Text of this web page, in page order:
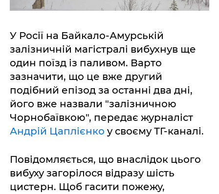
У Росії на Байкало-Амурській
залізничній магістралі вибухнув ще
один поїзд із паливом. Варто
зазначити, що це вже другий
подібний епізод за останні два дні,
його вже назвали "залізничною
Чорнобаївкою", передає журналіст
Андрій Цаплієнко у своєму ТГ-каналі.
Повідомляється, що внаслідок цього
вибуху загорілося відразу шість
цистерн. Щоб гасити пожежу,